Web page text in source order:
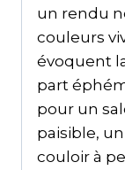
un rendu
couleurs
évoquent
part
pour un
paisible,
couloir à